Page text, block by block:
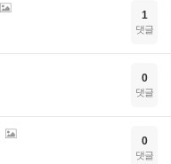
1
댓글
0
댓글
0
댓글